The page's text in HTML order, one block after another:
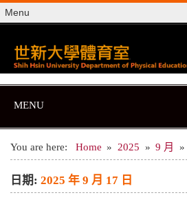
Skip
to
content
Menu
世
世新大學體育室
MENU
You are here: Home 2025 9 月
日期:2025 年 9 月 17 日